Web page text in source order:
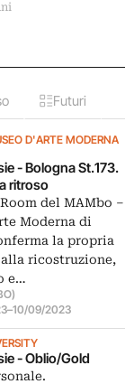
Futuri
D'ARTE MODERNA
- Bologna St.173.
ritroso
del MAMbo –
Moderna di
la propria
ricostruzione,
e…
–10/09/2023
- Oblio/Gold